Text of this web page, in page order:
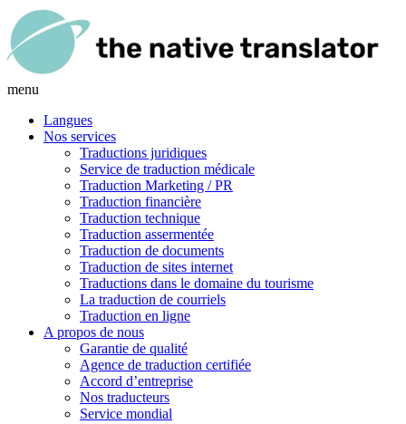
menu
Langues
Nos services
Traductions juridiques
Service de traduction médicale
Traduction Marketing / PR
Traduction financière
Traduction technique
Traduction assermentée
Traduction de documents
Traduction de sites internet
Traductions dans le domaine du tourisme
La traduction de courriels
Traduction en ligne
A propos de nous
Garantie de qualité
Agence de traduction certifiée
Accord d’entreprise
Nos traducteurs
Service mondial